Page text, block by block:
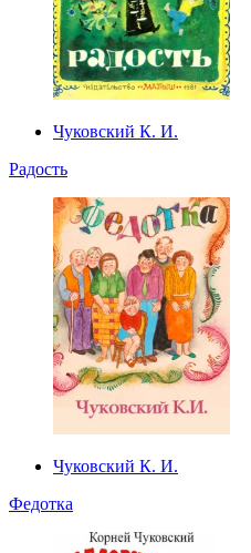
Чуковский К. И.
Радость
Чуковский К. И.
Федотка